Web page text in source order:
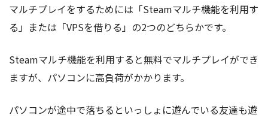
マルチプレイをするためには「Steamマルチ機能を利用す
る」または「VPSを借りる」の2つのどちらかです。
Steamマルチ機能を利用すると無料でマルチプレイができ
ますが、パソコンに高負荷がかかります。
パソコンが途中で落ちるといっしょに遊んでいる友達も遊